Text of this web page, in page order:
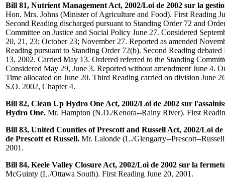
Bill 81, Nutrient Management Act, 2002/Loi de 2002 sur la
Hon. Mrs. Johns (Minister of Agriculture and Food). First Reading
Second Reading discharged pursuant to Standing Order 72 and
Committee on Justice and Social Policy June 27. Considered
20, 21, 23; October 23; November 27. Reported as amended
Reading pursuant to Standing Order 72(b). Second Reading
13, 2002. Carried May 13. Ordered referred to the Standing
Considered May 29, June 3. Reported without amendment June 4.
Time allocated on June 20. Third Reading carried on division June
S.O. 2002, Chapter 4.
Bill 82, Clean Up Hydro One Act, 2002/Loi de 2002 sur
Hydro One. Mr. Hampton (N.D./Kenora--Rainy River). First
Bill 83, United Counties of Prescott and Russell Act, 2002/Loi de
de Prescott et Russell. Mr. Lalonde (L./Glengarry--Prescott--
2001.
Bill 84, Keele Valley Closure Act, 2002/Loi de 2002 sur la
McGuinty (L./Ottawa South). First Reading June 20, 2001.